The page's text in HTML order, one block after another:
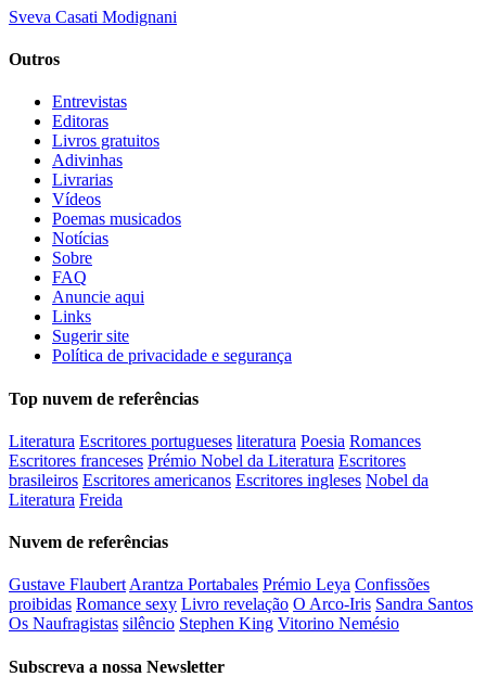
Sveva Casati Modignani
Outros
Entrevistas
Editoras
Livros gratuitos
Adivinhas
Livrarias
Vídeos
Poemas musicados
Notícias
Sobre
FAQ
Anuncie aqui
Links
Sugerir site
Política de privacidade e segurança
Top nuvem de referências
Literatura Escritores portugueses literatura Poesia Romances
Escritores franceses Prémio Nobel da Literatura Escritores
brasileiros Escritores americanos Escritores ingleses Nobel da
Literatura Freida
Nuvem de referências
Gustave FlaubertArantza Portabales Prémio Leya Confissões
proibidas Romance sexy Livro revelação O Arco-Iris Sandra Santos
Os Naufragistas silêncio Stephen King Vitorino Nemésio
Subscreva a nossa Newsletter